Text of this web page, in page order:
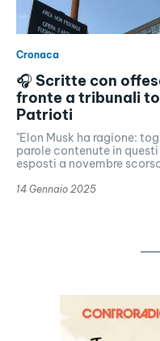
Cronaca
🎧 Scritte con
fronte a tribunali
Patrioti
"Elon Musk ha ragione:
parole contenute in
esposti a novembre
14 Gennaio 2025